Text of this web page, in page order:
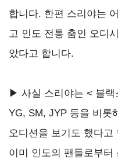
합니다. 한편 스리야는
고 인도 전통 춤인 오디
았다고 합니다.
▶ 사실 스리야는 < 블랙
YG, SM, JYP 등을 비롯
오디션을 보기도 했다고
이미 인도의 팬들로부터